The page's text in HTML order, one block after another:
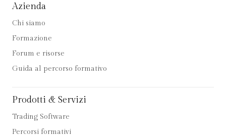
Azienda
Chi siamo
Formazione
Forum e risorse
Guida al percorso formativo
Prodotti & Servizi
Trading Software
Percorsi formativi